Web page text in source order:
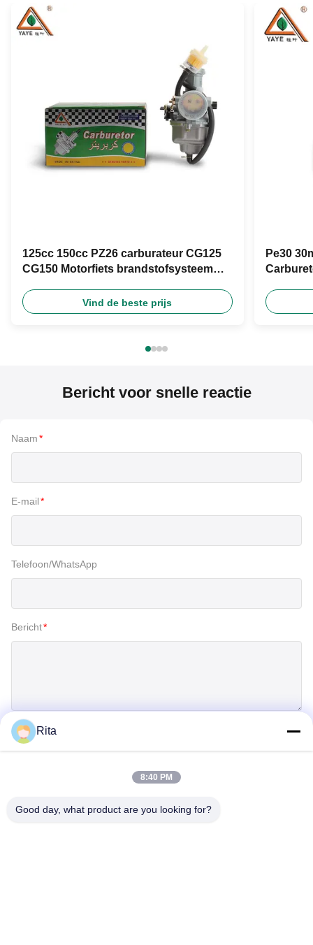
125cc 150cc PZ26 carburateur CG125
CG150 Motorfiets brandstofsysteem
Vind de beste prijs
Pe30
Bericht voor snelle reactie
Naam*
E-mail*
Telefoon/WhatsApp
Bericht*
Rita
8:40 PM
Good day, what product are you looking for?